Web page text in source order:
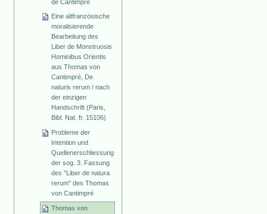
de Cantimpré
Eine altfranzösische
moralisierende
Bearbeitung des
Liber de Monstruosis
Hominibus Orientis
aus Thomas von
Cantimpré, De
naturis rerum / nach
der einzigen
Handschrift (Paris,
Bibl. Nat. fr. 15106)
Probleme der
Intention und
Quellenerschliessung
der sog. 3. Fassung
des "Liber de natura
rerum" des Thomas
von Cantimpré
Thomas von